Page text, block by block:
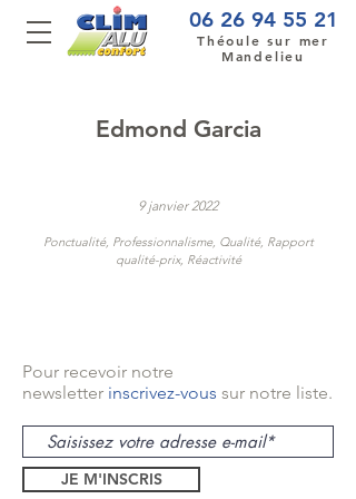
06 26 94 55 21
Théoule sur mer
Mandelieu
Edmond Garcia
9 janvier 2022
Ponctualité, Professionnalisme, Qualité, Rapport
qualité-prix, Réactivité
Pour recevoir notre
newsletter inscrivez-vous sur notre liste.
JE M'INSCRIS